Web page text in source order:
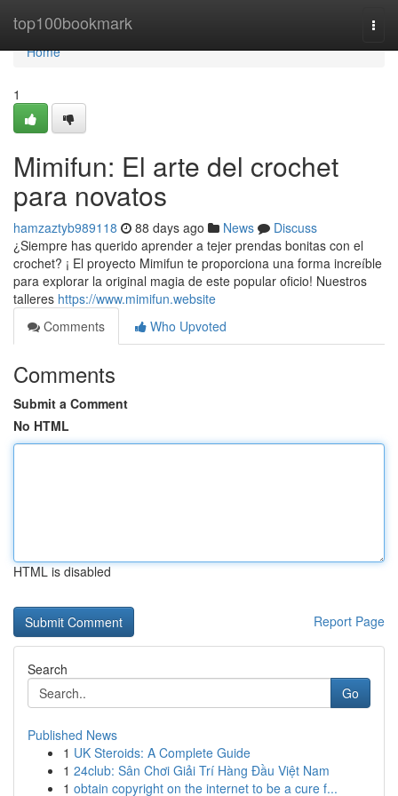
top100bookmark
Home
Home
1
Mimifun: El arte del crochet
para novatos
hamzaztyb989118 88 days ago News
Discuss
¿Siempre has querido aprender a tejer prendas bonitas con el
crochet? ¡ El proyecto Mimifun te proporciona una forma increíble
para explorar la original magia de este popular oficio! Nuestros
talleres https://www.mimifun.website
Comments
Who Upvoted
Comments
Submit a Comment
No HTML
HTML is disabled
Report Page
Search
Go
Published News
1 UK Steroids: A Complete Guide
1 24club: Sân Chơi Giải Trí Hàng Đầu Việt Nam
1 obtain copyright on the internet to be a cure f...